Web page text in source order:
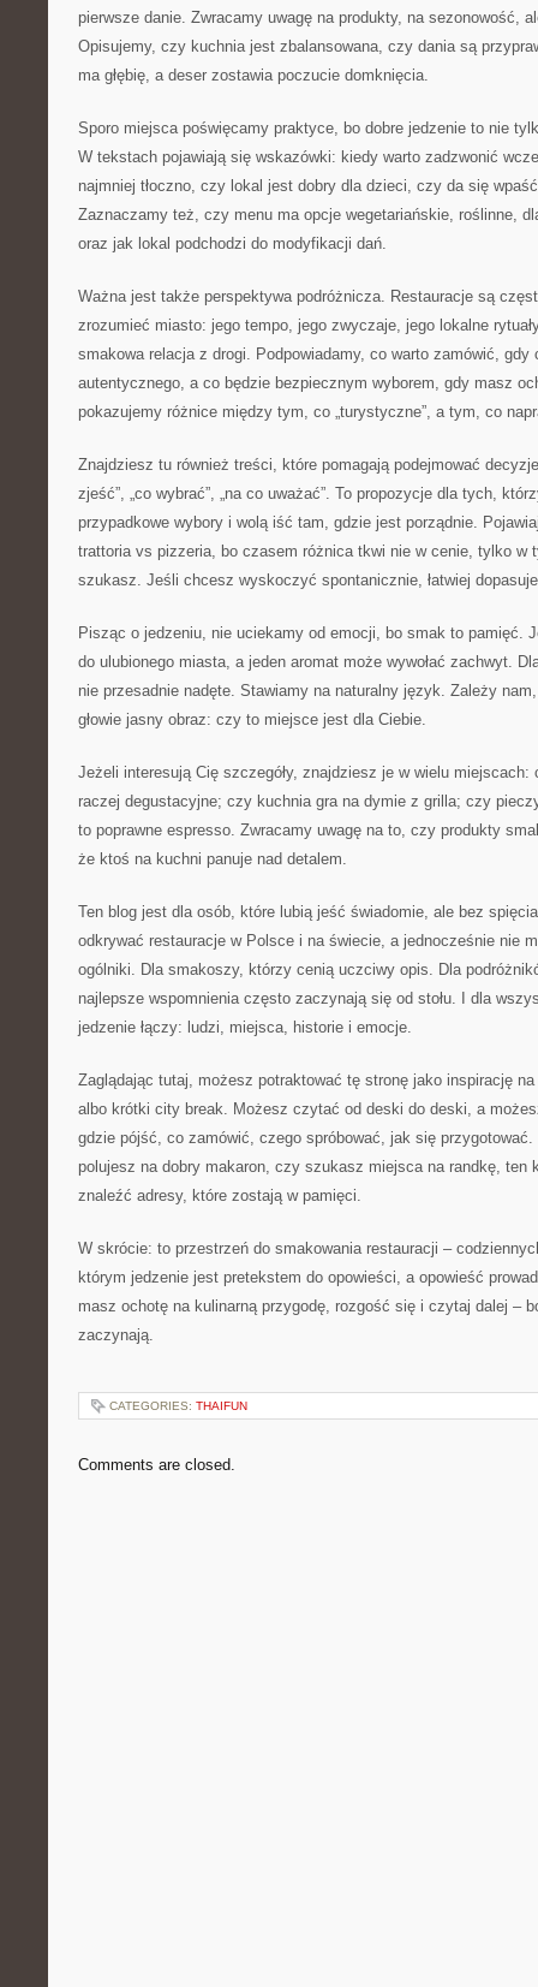
pierwsze danie. Zwracamy uwagę na produkty, na sezonowość,
Opisujemy, czy kuchnia jest zbalansowana, czy dania są
ma głębię, a deser zostawia poczucie domknięcia.
Sporo miejsca poświęcamy praktyce, bo dobre jedzenie to nie
W tekstach pojawiają się wskazówki: kiedy warto zadzwonić
najmniej tłoczno, czy lokal jest dobry dla dzieci, czy da się
Zaznaczamy też, czy menu ma opcje wegetariańskie, roślinne,
oraz jak lokal podchodzi do modyfikacji dań.
Ważna jest także perspektywa podróżnicza. Restauracje są
zrozumieć miasto: jego tempo, jego zwyczaje, jego lokalne
smakowa relacja z drogi. Podpowiadamy, co warto zamówić,
autentycznego, a co będzie bezpiecznym wyborem, gdy masz
pokazujemy różnice między tym, co „turystyczne”, a tym, co
Znajdziesz tu również treści, które pomagają podejmować
zjeść”, „co wybrać”, „na co uważać”. To propozycje dla tych,
przypadkowe wybory i wolą iść tam, gdzie jest porządnie.
trattoria vs pizzeria, bo czasem różnica tkwi nie w cenie, tylko w
szukasz. Jeśli chcesz wyskoczyć spontanicznie, łatwiej
Pisząc o jedzeniu, nie uciekamy od emocji, bo smak to pamięć.
do ulubionego miasta, a jeden aromat może wywołać zachwyt.
nie przesadnie nadęte. Stawiamy na naturalny język. Zależy
głowie jasny obraz: czy to miejsce jest dla Ciebie.
Jeżeli interesują Cię szczegóły, znajdziesz je w wielu
raczej degustacyjne; czy kuchnia gra na dymie z grilla; czy
to poprawne espresso. Zwracamy uwagę na to, czy produkty
że ktoś na kuchni panuje nad detalem.
Ten blog jest dla osób, które lubią jeść świadomie, ale bez
odkrywać restauracje w Polsce i na świecie, a jednocześnie nie
ogólniki. Dla smakoszy, którzy cenią uczciwy opis. Dla
najlepsze wspomnienia często zaczynają się od stołu. I dla
jedzenie łączy: ludzi, miejsca, historie i emocje.
Zaglądając tutaj, możesz potraktować tę stronę jako inspirację
albo krótki city break. Możesz czytać od deski do deski, a
gdzie pójść, co zamówić, czego spróbować, jak się
polujesz na dobry makaron, czy szukasz miejsca na randkę, ten
znaleźć adresy, które zostają w pamięci.
W skrócie: to przestrzeń do smakowania restauracji –
którym jedzenie jest pretekstem do opowieści, a opowieść
masz ochotę na kulinarną przygodę, rozgość się i czytaj dalej –
zaczynają.
CATEGORIES: THAIFUN
Comments are closed.